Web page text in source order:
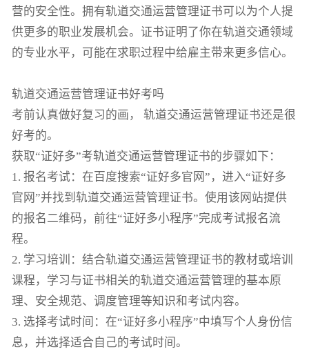
营的安全性。拥有轨道交通运营管理证书可以为个人提
供更多的职业发展机会。证书证明了你在轨道交通领域
的专业水平，可能在求职过程中给雇主带来更多信心。
轨道交通运营管理证书好考吗
考前认真做好复习的画， 轨道交通运营管理证书还是很
好考的。
获取“证好多”考轨道交通运营管理证书的步骤如下：
1. 报名考试：在百度搜索“证好多官网”，进入“证好多
官网”并找到轨道交通运营管理证书。使用该网站提供
的报名二维码，前往“证好多小程序”完成考试报名流
程。
2. 学习培训：结合轨道交通运营管理证书的教材或培训
课程，学习与证书相关的轨道交通运营管理的基本原
理、安全规范、调度管理等知识和考试内容。
3. 选择考试时间：在“证好多小程序”中填写个人身份信
息，并选择适合自己的考试时间。